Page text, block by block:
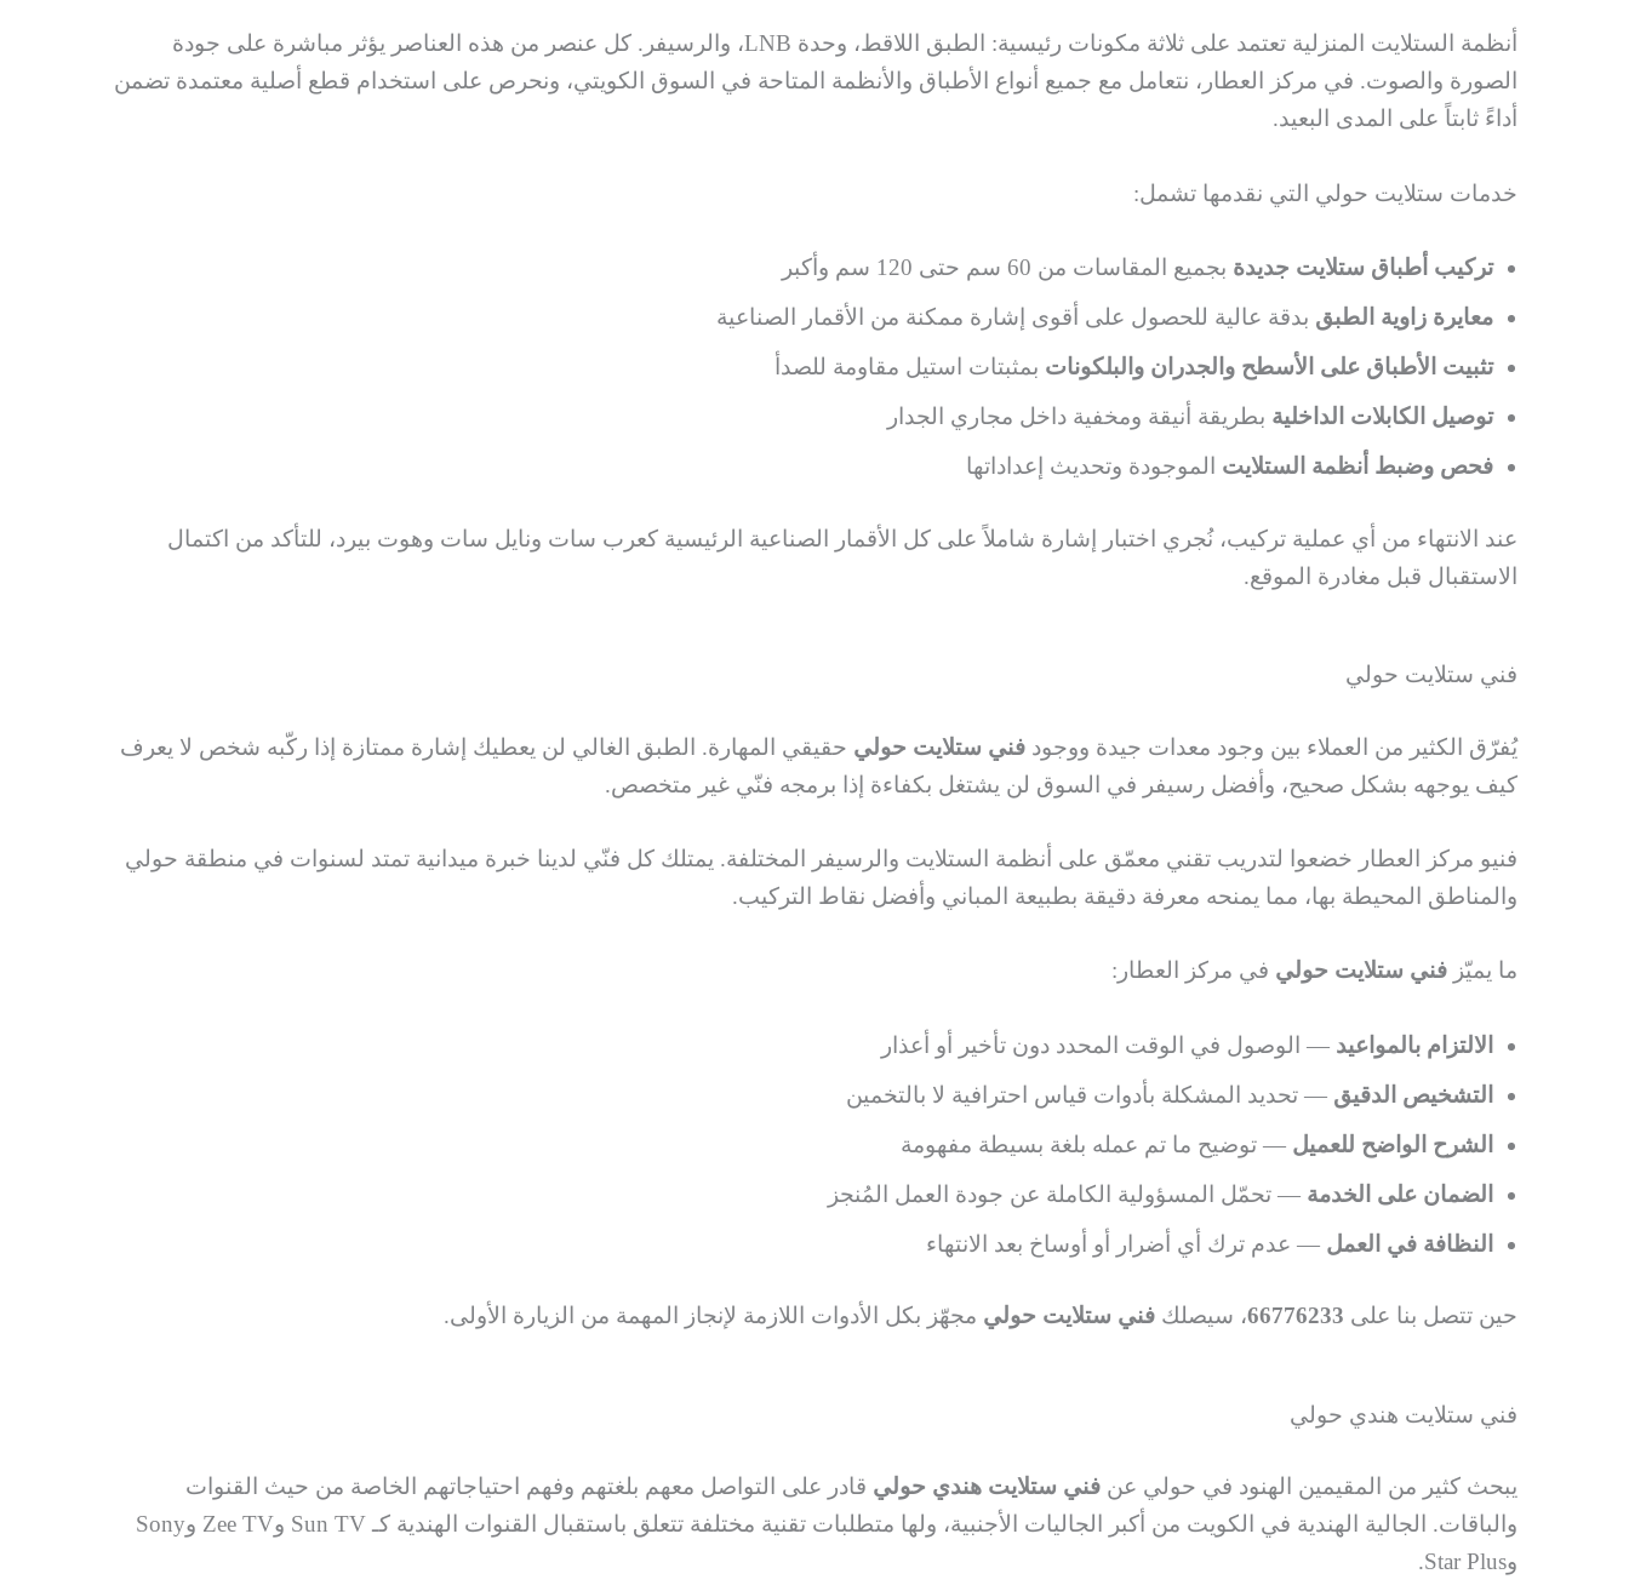
أنظمة الستلايت المنزلية تعتمد على ثلاثة مكونات رئيسية: الطبق اللاقط، وحدة LNB، والرسيفر. كل عنصر من هذه العناصر يؤثر مباشرة على جودة
الصورة والصوت. في مركز العطار، نتعامل مع جميع أنواع الأطباق والأنظمة المتاحة في السوق الكويتي، ونحرص على استخدام قطع أصلية معتمدة تضمن
أداءً ثابتاً على المدى البعيد.
خدمات ستلايت حولي التي نقدمها تشمل:
تركيب أطباق ستلايت جديدة بجميع المقاسات من 60 سم حتى 120 سم وأكبر
معايرة زاوية الطبق بدقة عالية للحصول على أقوى إشارة ممكنة من الأقمار الصناعية
تثبيت الأطباق على الأسطح والجدران والبلكونات بمثبتات استيل مقاومة للصدأ
توصيل الكابلات الداخلية بطريقة أنيقة ومخفية داخل مجاري الجدار
فحص وضبط أنظمة الستلايت الموجودة وتحديث إعداداتها
عند الانتهاء من أي عملية تركيب، نُجري اختبار إشارة شاملاً على كل الأقمار الصناعية الرئيسية كعرب سات ونايل سات وهوت بيرد، للتأكد من اكتمال
الاستقبال قبل مغادرة الموقع.
فني ستلايت حولي
يُفرّق الكثير من العملاء بين وجود معدات جيدة ووجود فني ستلايت حولي حقيقي المهارة. الطبق الغالي لن يعطيك إشارة ممتازة إذا ركّبه شخص لا يعرف
كيف يوجهه بشكل صحيح، وأفضل رسيفر في السوق لن يشتغل بكفاءة إذا برمجه فنّي غير متخصص.
فنيو مركز العطار خضعوا لتدريب تقني معمّق على أنظمة الستلايت والرسيفر المختلفة. يمتلك كل فنّي لدينا خبرة ميدانية تمتد لسنوات في منطقة حولي
والمناطق المحيطة بها، مما يمنحه معرفة دقيقة بطبيعة المباني وأفضل نقاط التركيب.
ما يميّز فني ستلايت حولي في مركز العطار:
الالتزام بالمواعيد — الوصول في الوقت المحدد دون تأخير أو أعذار
التشخيص الدقيق — تحديد المشكلة بأدوات قياس احترافية لا بالتخمين
الشرح الواضح للعميل — توضيح ما تم عمله بلغة بسيطة مفهومة
الضمان على الخدمة — تحمّل المسؤولية الكاملة عن جودة العمل المُنجز
النظافة في العمل — عدم ترك أي أضرار أو أوساخ بعد الانتهاء
حين تتصل بنا على 66776233، سيصلك فني ستلايت حولي مجهّز بكل الأدوات اللازمة لإنجاز المهمة من الزيارة الأولى.
فني ستلايت هندي حولي
يبحث كثير من المقيمين الهنود في حولي عن فني ستلايت هندي حولي قادر على التواصل معهم بلغتهم وفهم احتياجاتهم الخاصة من حيث القنوات
والباقات. الجالية الهندية في الكويت من أكبر الجاليات الأجنبية، ولها متطلبات تقنية مختلفة تتعلق باستقبال القنوات الهندية كـ Sun TV وZee TV وSony
وStar Plus.